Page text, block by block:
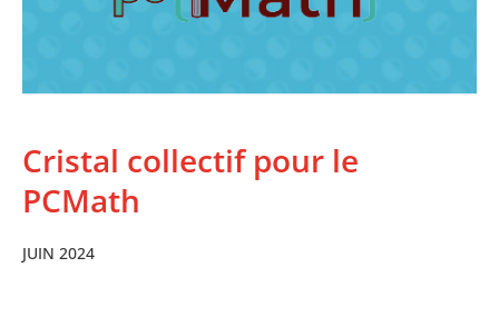
Cristal collectif pour le
PCMath
JUIN 2024